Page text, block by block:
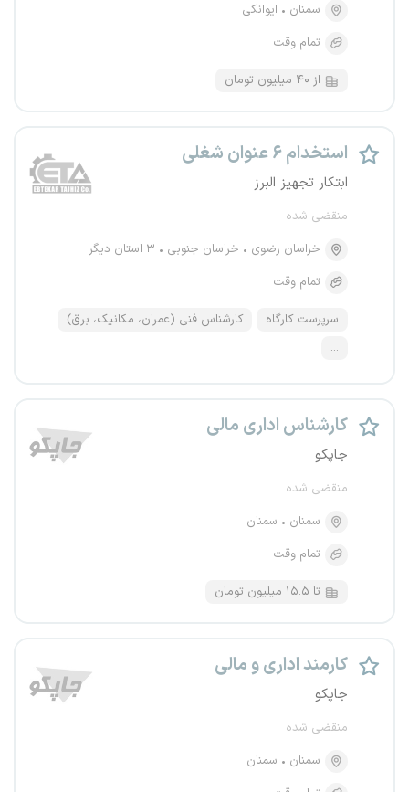
سمنان
ایوانکی
تمام وقت
از ۴۰ میلیون تومان
استخدام ۶ عنوان شغلی
ابتکار تجهیز البرز
منقضی شده
خراسان رضوی
خراسان جنوبی
۳ استان دیگر
تمام وقت
سرپرست کارگاه
کارشناس فنی (عمران، مکانیک، برق)
...
کارشناس اداری مالی
جاپکو
منقضی شده
سمنان
سمنان
تمام وقت
تا ۱۵.۵ میلیون تومان
کارمند اداری و مالی
جاپکو
منقضی شده
سمنان
سمنان